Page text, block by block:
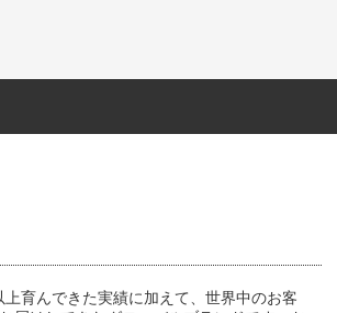
育んできた実績に加えて、世界中のお客